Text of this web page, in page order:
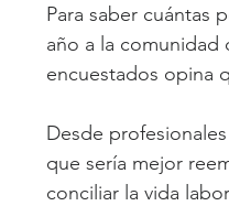
Para saber cuántas
año a la comunidad
encuestados opina
Desde
que sería mejor
conciliar la vida